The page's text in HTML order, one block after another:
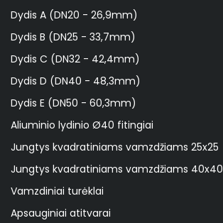
Dydis A (DN20 - 26,9mm)
Dydis B (DN25 - 33,7mm)
Dydis C (DN32 - 42,4mm)
Dydis D (DN40 - 48,3mm)
Dydis E (DN50 - 60,3mm)
Aliuminio lydinio Ø40 fitingiai
Jungtys kvadratiniams vamzdžiams 25x25
Jungtys kvadratiniams vamzdžiams 40x40
Vamzdiniai turėklai
Apsauginiai atitvarai